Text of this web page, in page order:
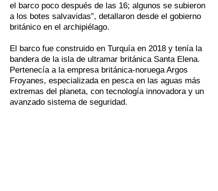
el barco poco después de las 16; algunos se subieron
a los botes salvavidas”, detallaron desde el gobierno
británico en el archipiélago.
El barco fue construido en Turquía en 2018 y tenía la
bandera de la isla de ultramar británica Santa Elena.
Pertenecía a la empresa británica-noruega Argos
Froyanes, especializada en pesca en las aguas más
extremas del planeta, con tecnología innovadora y un
avanzado sistema de seguridad.